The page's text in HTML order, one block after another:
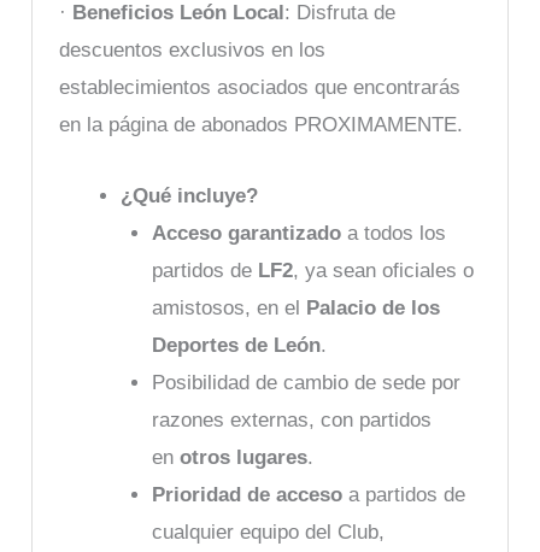
· Beneficios León Local : Disfruta de
descuentos exclusivos en los
establecimientos asociados que encontrarás
en la página de abonados PROXIMAMENTE.
¿Qué incluye?
Acceso garantizadoa todos los
partidos de LF2, ya sean oficiales o
amistosos, en el Palacio de los
Deportes de León.
Posibilidad de cambio de sede por
razones externas, con partidos
en otros lugares.
Prioridad de accesoa partidos de
cualquier equipo del Club,